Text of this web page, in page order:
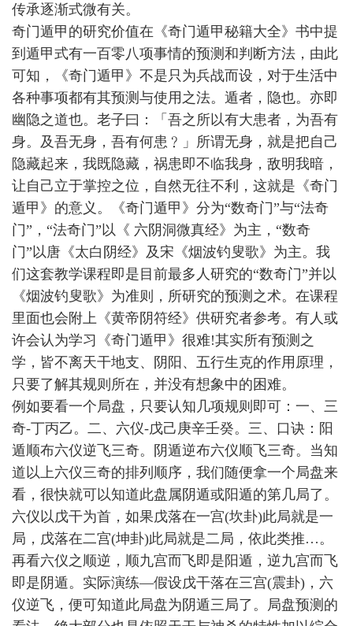
传承逐渐式微有关。
奇门遁甲的研究价值在《奇门遁甲秘籍大全》书中提
到遁甲式有一百零八项事情的预测和判断方法，由此
可知，《奇门遁甲》不是只为兵战而设，对于生活中
各种事项都有其预测与使用之法。遁者，隐也。亦即
幽隐之道也。老子曰：「吾之所以有大患者，为吾有
身。及吾无身，吾有何患﹖」所谓无身，就是把自己
隐藏起来，我既隐藏，祸患即不临我身，敌明我暗，
让自己立于掌控之位，自然无往不利，这就是《奇门
遁甲》的意义。《奇门遁甲》分为“数奇门”与“法奇
门”，“法奇门”以《 六阴洞微真经》为主，“数奇
门”以唐《太白阴经》及宋《烟波钓叟歌》为主。我
们这套教学课程即是目前最多人研究的“数奇门”并以
《烟波钓叟歌》为准则，所研究的预测之术。在课程
里面也会附上《黄帝阴符经》供研究者参考。有人或
许会认为学习《奇门遁甲》很难!其实所有预测之
学，皆不离天干地支、阴阳、五行生克的作用原理，
只要了解其规则所在，并没有想象中的困难。
例如要看一个局盘，只要认知几项规则即可：一、三
奇-丁丙乙。二、六仪-戊己庚辛壬癸。三、口诀：阳
遁顺布六仪逆飞三奇。阴遁逆布六仪顺飞三奇。当知
道以上六仪三奇的排列顺序，我们随便拿一个局盘来
看，很快就可以知道此盘属阴遁或阳遁的第几局了。
六仪以戊干为首，如果戊落在一宫(坎卦)此局就是一
局，戊落在二宫(坤卦)此局就是二局，依此类推…。
再看六仪之顺逆，顺九宫而飞即是阳遁，逆九宫而飞
即是阴遁。实际演练—假设戊干落在三宫(震卦)，六
仪逆飞，便可知道此局盘为阴遁三局了。局盘预测的